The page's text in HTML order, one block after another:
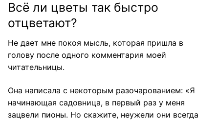
Всё ли цветы так быстро
отцветают?
Не дает мне покоя мысль, которая пришла в
голову после одного комментария моей
читательницы.
Она написала с некоторым разочарованием: «Я
начинающая садовница, в первый раз у меня
зацвели пионы. Но скажите, неужели они всегда